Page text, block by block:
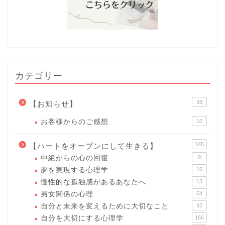
カテゴリー
【お知らせ】 38
お客様からのご感想 10
【ハートをオープンにして生きる】 345
中絶からの心の回復 9
夢を実現する心理学 16
慢性的な孤独感があるあなたへ 13
男女関係の心理 54
自分と未来を変えるために大切なこと 92
自分を大切にする心理学 166